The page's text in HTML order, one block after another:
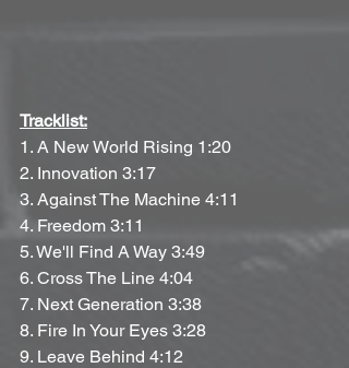
Tracklist:
1. A New World Rising 1:20
2. Innovation 3:17
3. Against The Machine 4:11
4. Freedom 3:11
5. We'll Find A Way 3:49
6. Cross The Line 4:04
7. Next Generation 3:38
8. Fire In Your Eyes 3:28
9. Leave Behind 4:12